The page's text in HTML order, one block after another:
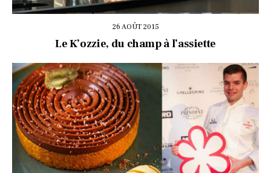
26 AOÛT 2015
Le K’ozzie, du champ à l’assiette